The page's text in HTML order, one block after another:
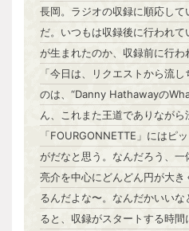
長岡。ラジオの収録に順応し
だ。いつもは収録後に行われ
が生まれたのか、収録前に行わ
「今日は、リクエストから流
のは、“Danny Hathawayの
ん、これまた王道でありながら
「FOURGONNETTE」にはピ
がだなと思う。なんだろう、
亮介を中心にどんどん円が大
るんだよな〜。なんだかいい
ると、収録がスタートする時間